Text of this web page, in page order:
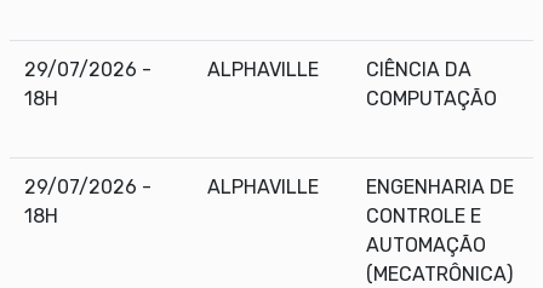
29/07/2026 -
18H
ALPHAVILLE
CIÊNCIA DA
COMPUTAÇÃO
29/07/2026 -
18H
ALPHAVILLE
ENGENHARIA DE
CONTROLE E
AUTOMAÇÃO
(MECATRÔNICA)